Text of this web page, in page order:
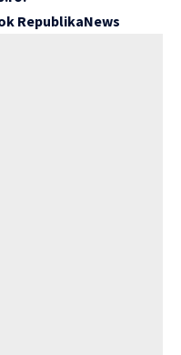
RepublikaNews